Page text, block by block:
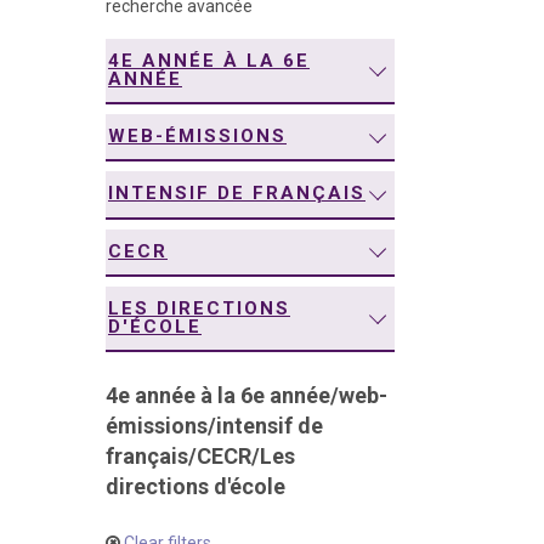
recherche avancée
4E ANNÉE À LA 6E
ANNÉE
WEB-ÉMISSIONS
INTENSIF DE FRANÇAIS
CECR
LES DIRECTIONS
D'ÉCOLE
4e année à la 6e année/web-
émissions/intensif de
français/CECR/Les
directions d'école